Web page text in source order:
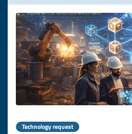
Technology request